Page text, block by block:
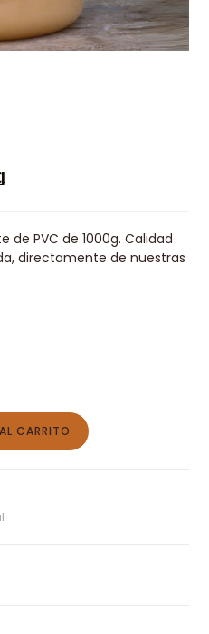
de PVC de 1000g. Calidad
directamente de nuestras
CARRITO